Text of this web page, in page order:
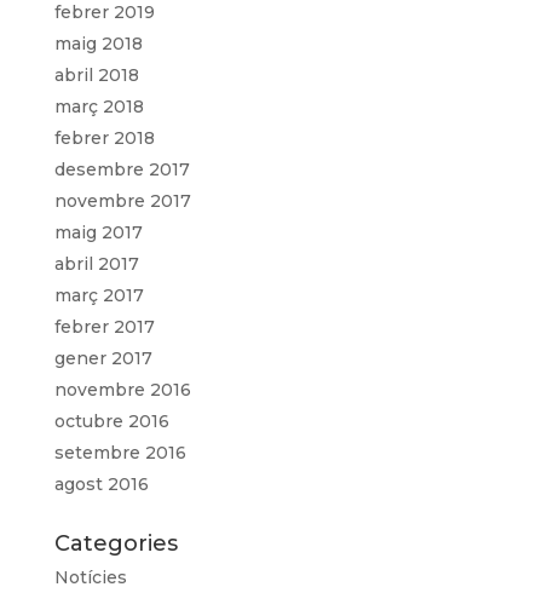
febrer 2019
maig 2018
abril 2018
març 2018
febrer 2018
desembre 2017
novembre 2017
maig 2017
abril 2017
març 2017
febrer 2017
gener 2017
novembre 2016
octubre 2016
setembre 2016
agost 2016
Categories
Notícies